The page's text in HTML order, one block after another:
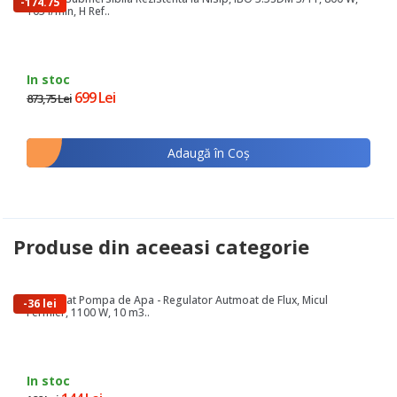
105 l/min, H Ref..
In stoc
873,75 Lei 699 Lei
Adaugă în Coş
Produse din aceeasi categorie
-36 lei
Presostat Pompa de Apa - Regulator Autmoat de Flux, Micul
Fermier, 1100 W, 10 m3..
In stoc